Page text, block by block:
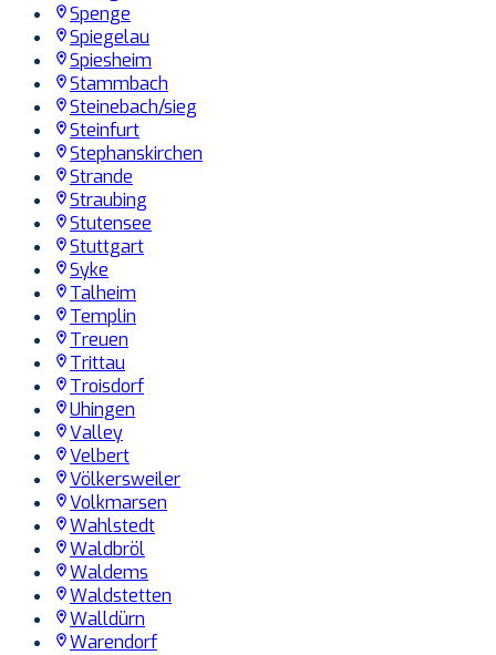
Spenge
Spiegelau
Spiesheim
Stammbach
Steinebach/sieg
Steinfurt
Stephanskirchen
Strande
Straubing
Stutensee
Stuttgart
Syke
Talheim
Templin
Treuen
Trittau
Troisdorf
Uhingen
Valley
Velbert
Völkersweiler
Volkmarsen
Wahlstedt
Waldbröl
Waldems
Waldstetten
Walldürn
Warendorf